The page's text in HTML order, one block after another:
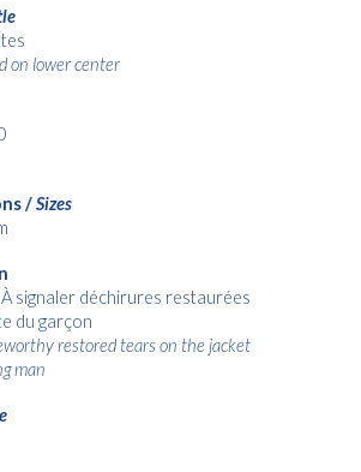
on lower center
/Sizes
signaler déchirures restaurées
du garçon
restored tears on the jacket
man